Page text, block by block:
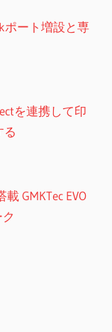
ポート増設と専
を連携して印
る
載 GMKTec EVO